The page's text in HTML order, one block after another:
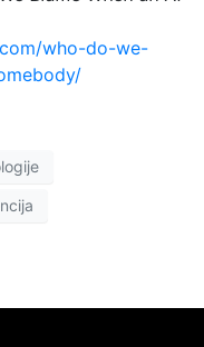
who-do-we-